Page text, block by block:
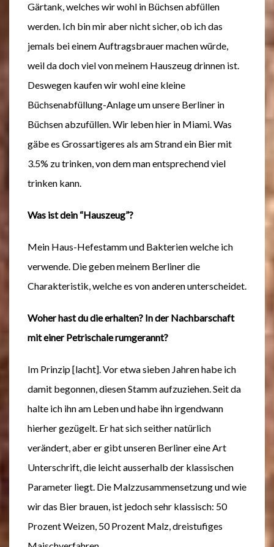
Gärtank, welches wir wohl in Büchsen abfüllen
werden. Ich bin mir aber nicht sicher, ob ich das
jemals bei einem Auftragsbrauer machen würde,
weil da doch viel von meinem Hauszeug drinnen ist.
Deswegen kaufen wir wohl eine kleine
Büchsenabfüllung-Anlage um unsere Berliner in
Büchsen abzufüllen. Wir leben hier in Miami. Was
gäbe es Grossartigeres als am Strand ein Bier mit
3.5% zu trinken, von dem man entsprechend viel
trinken kann.
Was ist dein “Hauszeug”?
Mein Haus-Hefestamm und Bakterien welche ich
verwende. Die geben meinem Berliner die
Charakteristik, welche es von anderen unterscheidet.
Woher hast du die erhalten? In der Nachbarschaft
mit einer Petrischale rumgerannt?
Im Prinzip [lacht]. Vor etwa sieben Jahren habe ich
damit begonnen, diesen Stamm aufzuziehen. Seit da
halte ich ihn am Leben und habe ihn irgendwann
hierher gezügelt. Er hat sich seither natürlich
verändert, aber er gibt unseren Berliner eine Art
Unterschrift, die leicht ausserhalb der klassischen
Parameter liegt. Die Malzzusammensetzung und wie
wir das Bier brauen, ist jedoch sehr klassisch: 50
Prozent Weizen, 50 Prozent Malz, dreistufiges